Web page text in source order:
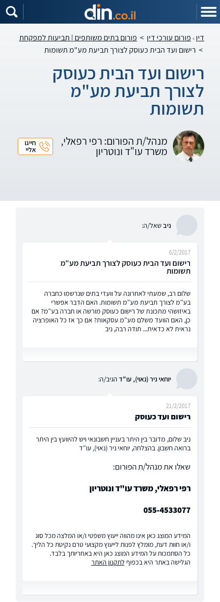
דין פורום עורכי דין > פורום בתים משותפים | תביעות למפקחת
> רישום ועד הבית כעוסק לצורך תביעת מע"מ תשומות
רישום ועד הבית כעוסק
לצורך תביעת מע"מ
תשומות
מנהל/ת הפורום: רפי רפאלי,
משרד עו"ד ונוטריון
חייגו
אליי
ניבשאל/ה:
רישום ועד הבית כעוסק לצורך תביעת מע"מ
תשומות
6/2/2017
שלום רב, שמעתי לאחרונה על וועדי בתים שנרשמו כחברה
בע"מ לצורך תביעת מע"מ תשומות. האם הדבר אפשרי
באיזושהי מתכונת של רישום כעוסק מורשה או חברה בע"מ? אם
כן, האם הוועד משלם מע"מ עסקאות? אם כך אז כל האופרציה
נראית לא כדאית... תודה רבה, ניב
יוחאי ניר (נאוי), עו"ד הגיב/ה:
רישום ועד כעוסק
21/2/2017
ניב שלום, מדובר בין היתר בעניין חשבונאי ויש להיוועץ בין היתר
ברואה חשבון. בהצלחה, יוחאי ניר (נאוי), עו"ד
שאלו את מנהל/ת הפורום:
רפי רפאלי, משרד עו"ד ונוטריון
055-4533077
המידע המוצג כאן אינו מהווה ייעוץ משפטי ו/או המלצה מכל סוג
ו/או חוות דעת, מומלץ לפנות לייעוץ מקצועי טרם נקיטת כל הליך.
כל הסתמכות על המידע המוצג כאן היא באחריותך בלבד.
הגלישה באתר היא בכפוף לתקנון האתר